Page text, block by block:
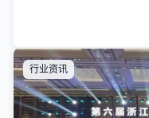
化车辆监控服务，并
行业资讯